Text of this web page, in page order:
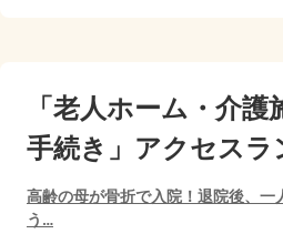
「老人ホーム・介護
手続き」アクセスラ
高齢の母が骨折で入院！退院後、一
う…